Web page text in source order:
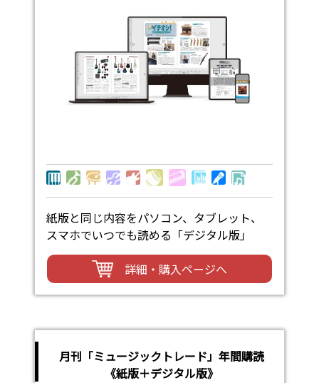
紙版と同じ内容をパソコン、タブレット、
スマホでいつでも読める「デジタル版」
詳細・購入ページへ
月刊「ミュージックトレード」年間購読
《紙版＋デジタル版》